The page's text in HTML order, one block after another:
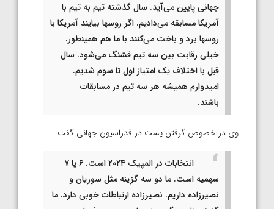
جهانی پایین می‌آید. سال گذشته تیم به تیم با
آمریکا مسابقه می‌دادیم. اگر روسها بیایند آمریکا با
روسها برد و باخت می‌کنند با ما هم همینطور.
خیلی رقابت بین سه تیم قشنگ می‌شود. سال
قبل با اختلاف یک امتیاز اول تا سوم شدیم.
امیدوارم همیشه هر سه تیم در مسابقات
باشند.
وی در خصوص گرفتن پست در فدراسیون جهانی گفت:
انتخابات در المپیک ۲۰۲۴ است. ۶ یا ۷
سهمیه است. ما دو سه گزینه مثل سوریان و
نصیرزاده داریم. نصیرزاده ارتباطات خوبی دارد. ما